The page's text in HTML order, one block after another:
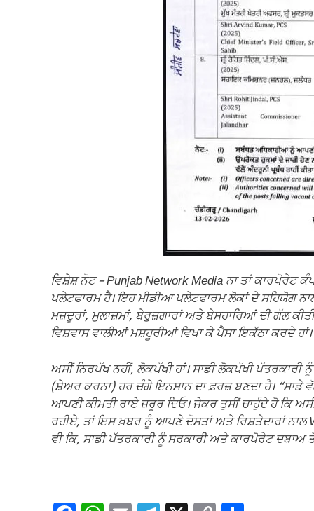
ਵਿਸ਼ੇਸ਼ ਨੋਟ – Punjab Network Media ਨਾ ਤਾਂ ਕਾਰਪੋਰੇਟ
ਪਲੇਟਫਾਰਮ ਹੈ। ਇਹ ਮੀਡੀਆ ਪਲੇਟਫਾਰਮ ਲੋਕਾਂ ਦੇ ਸਹਿਯੋਗ
ਮਜ਼ਦੂਰਾਂ, ਮੁਲਾਜ਼ਮਾਂ, ਬੇਰੁਜ਼ਗਾਰਾਂ ਅਤੇ ਬੇਸਹਾਰਿਆਂ ਦੀ ਗੱਲ
ਵਿਸ਼ਵਾਸ ਵਾਲੀਆਂ ਮਸ਼ਹੂਰੀਆਂ ਵਿਖਾ ਕੇ ਪੈਸਾ ਇਕੱਠਾ ਕਰਦੇ ਹਾਂ।
ਅਸੀਂ ਨਿਰਪੱਖ ਨਹੀਂ, ਲੋਕਪੱਖੀ ਹਾਂ। ਸਾਡੀ ਲੋਕਪੱਖੀ
(ਸ਼ੇਅਰ ਕਰਨਾ) ਹਰ ਚੰਗੇ ਇਨਸਾਨ ਦਾ ਫ਼ਰਜ਼ ਬਣਦਾ ਹੈ। “ਸਾਡੇ
ਆਪਣੀ ਕੀਮਤੀ ਰਾਏ ਜ਼ਰੂਰ ਦਿਓ। ਜੇਕਰ ਤੁਸੀਂ ਚਾਹੁੰਦੇ ਹੋ ਕਿ
ਰਹੀਏ, ਤਾਂ ਇਸ ਖ਼ਬਰ ਨੂੰ ਆਪਣੇ ਦੋਸਤਾਂ ਅਤੇ ਰਿਸ਼ਤੇਦਾਰਾਂ
ਵੀ ਕਿ, ਸਾਡੀ ਪੱਤਰਕਾਰੀ ਨੂੰ ਸਰਕਾਰੀ ਅਤੇ ਕਾਰਪੋਰੇਟ